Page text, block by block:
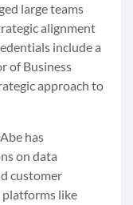
large teams
alignment
include a
of Business
approach to
has
on data
customer
platforms like